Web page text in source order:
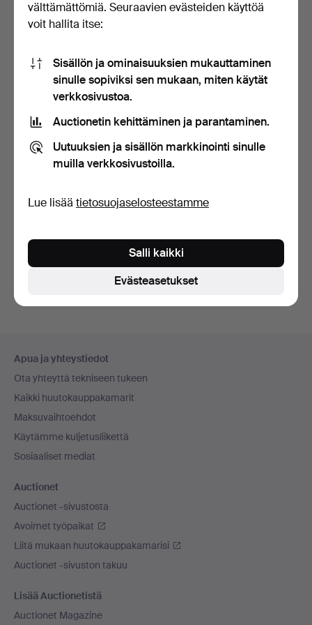
MIESTEN PYÖRÄ,
Crescent, 24 vaihdetta.
4 päivää
3 tarjousta
Hakuja voi tehdä myös täällä:meidän arkistomme, jossa
ovat päättyneet huutokaupat.
Apua ja yhteystiedot
Ota yhteyttä tekniseen tukeen
Kaikki huutokauppakamarit
Maksuvaihtoehdot
Käytämme kuljetusliikettä
Sosiaaliset mediat
Auctionet
Auctionet -sivustosta
Avoimet työpaikat
Liitä mukaan huutokauppakamarisi
Auctionet -sivuston takuu
Lisää Auctionetistä
Auctionet Magazine
välttämättömiä. Seuraavien evästeiden käyttöä
voit hallita itse:
Sisällön ja ominaisuuksien mukauttaminen
sinulle sopiviksi sen mukaan, miten käytät
verkkosivustoa.
Auctionetin kehittäminen ja parantaminen.
Uutuuksien ja sisällön markkinointi sinulle
muilla verkkosivustoilla.
Lue lisää tietosuojaselosteestamme
Evästeasetukset
Salli kaikki